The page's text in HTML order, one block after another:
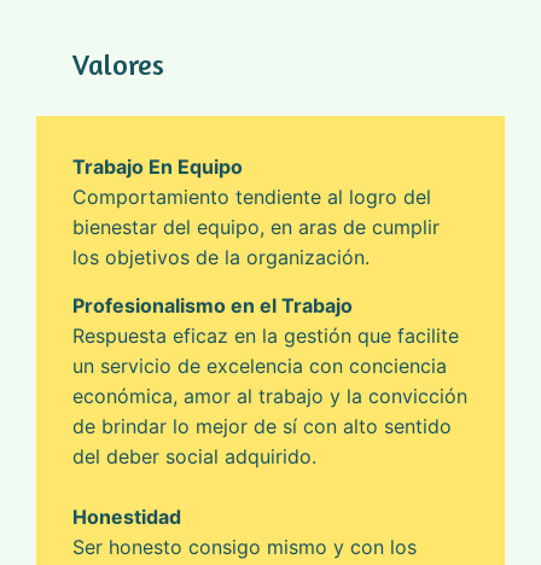
Valores
Trabajo En Equipo
Comportamiento tendiente al logro del
bienestar del equipo, en aras de cumplir
los objetivos de la organización.
Profesionalismo en el Trabajo
Respuesta eficaz en la gestión que facilite
un servicio de excelencia con conciencia
económica, amor al trabajo y la convicción
de brindar lo mejor de sí con alto sentido
del deber social adquirido.
Honestidad
Ser honesto consigo mismo y con los